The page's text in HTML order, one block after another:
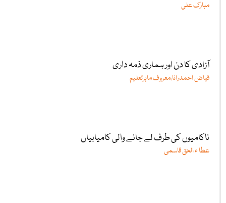
مبارک علی
آزادی کا دن اور ہماری ذمہ داری
فیاض احمدرانا،معروف ماہرتعلیم
ناکامیوں کی طرف لے جانے والی کامیابیاں
عطا ء الحق قاسمی